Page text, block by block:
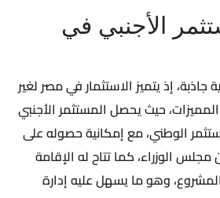
الأجنبي في
جاذبة، إذ يتميز الاستثمار في مصر لغير
حيث يحصل المستثمر الأجنبي
الوطني، مع إمكانية حصوله على
الوزراء، كما تتاح له الإقامة
وهو ما يسهل عليه إدارة